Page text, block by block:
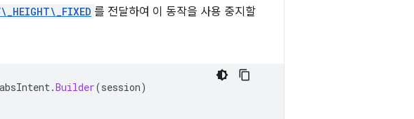
를 전달하여 이 동작을 사용 중지할
.Builder(session)